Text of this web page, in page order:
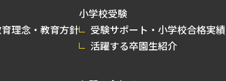
理念・教育方針
小学校受験
受験サポート・小学校合格実績
活躍する卒園生紹介